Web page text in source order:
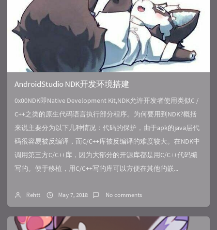
AndroidStudio NDK开发环境搭建
0x00NDK即Native Development Kit,NDK允许开发者使用类似C /
C++之类的原生代码语言执行部分程序。为何要用到NDK?概括
来说主要分为以下几种情况：代码的保护，由于apk的java层代
码很容易被反编译，而C/C++库被反编译的难度较大。在NDK中
调用第三方C/C++库，因为大部分的开源库都是用C/C++代码编
写的。便于移植，用C/C++写的库可以方便在其他的嵌...
Rehtt May 7, 2018 No comments